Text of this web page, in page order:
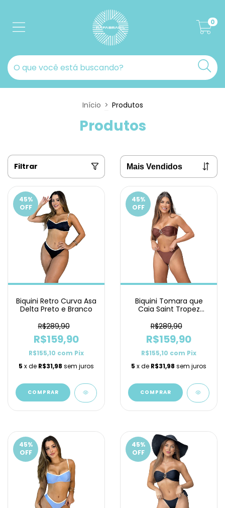
0
Início > Produtos
Produtos
Filtrar
45%
OFF
Biquini Retro Curva Asa
Delta Preto e Branco
R$289,90
R$159,90
R$155,10 com Pix
5 x de R$31,98 sem juros
COMPRAR
45%
OFF
Biquini Tomara que
Caia Saint Tropez
R$289,90
R$159,90
R$155,10 com Pix
5 x de R$31,98 sem juros
COMPRAR
45%
OFF
45%
OFF